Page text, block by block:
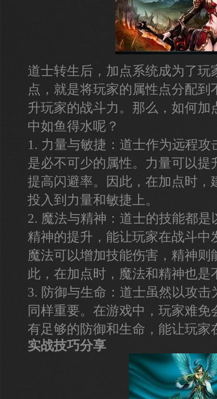
道士转生后，加点系统成为了玩
点，就是将玩家的属性点分配到
升玩家的战斗力。那么，如何加
中如鱼得水呢？
1. 力量与敏捷：道士作为远程
是必不可少的属性。力量可以提
提高闪避率。因此，在加点时，
投入到力量和敏捷上。
2. 魔法与精神：道士的技能都
精神的提升，能让玩家在战斗中
魔法可以增加技能伤害，精神则
此，在加点时，魔法和精神也是
3. 防御与生命：道士虽然以攻
同样重要。在游戏中，玩家难免
有足够的防御和生命，能让玩家
实战技巧分享